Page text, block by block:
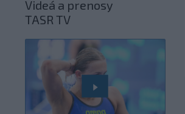
(FA) stiahla svoju podporu
prezidentovi
Infantinovi, ktorý je pod paľbou kritiky
po jeho neúspešnom pláne.
Vo štvrtok do polnoci treba
najmä na západe a severozápade
Slovenska počítať s búrkami.
Videá a prenosy
TASR TV